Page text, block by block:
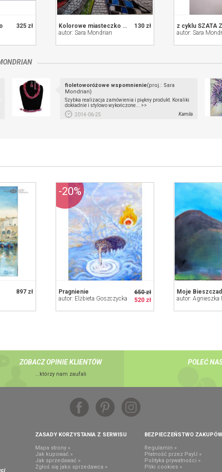
325 zł 130 zł
Kolorowe miasteczko 20x20cm
autor: Sara Mondrian
autor: Sara
fioletoworóżowe wspomnienie(proj.: Sara
Mondrian)
Szybka realizacja zamówienia i piękny produkt. Koraliki
dokładnie i stylowo wykończone... >>
2014-06-25
Kamila
897 zł
650 zł
520 zł
Pragnienie
autor: Elżbieta Goszczycka
-20%
Moje
autor: Agnieszka
ZOBACZ OPINIE KLIENTÓW
...którzy nam zaufali
POLEĆ
ZASADY KORZYSTANIA Z SERWISU
Mapa strony »
Jak kupować »
Jak sprzedawać »
Zgłoś się jako sprzedawca »
BEZPIECZEŃSTWO ZAKUPÓW
Regulamin »
Płatność przez PayU »
Polityka prywatności »
Pliki cookies »